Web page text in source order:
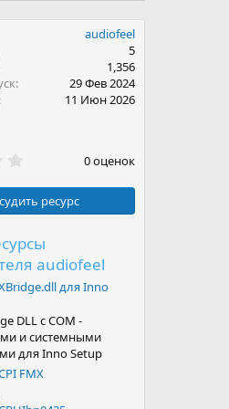
audiofeel
5
1,356
29 Фев 2024
11 Июн 2026
0
0
з
ё
з
д
0 оценок
ресурс
audiofeel
для Inno
DLL с COM -
и системными
для Inno Setup
FMX